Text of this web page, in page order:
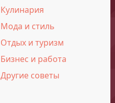
Кулинария
Мода и стиль
Отдых и туризм
Бизнес и работа
Другие советы